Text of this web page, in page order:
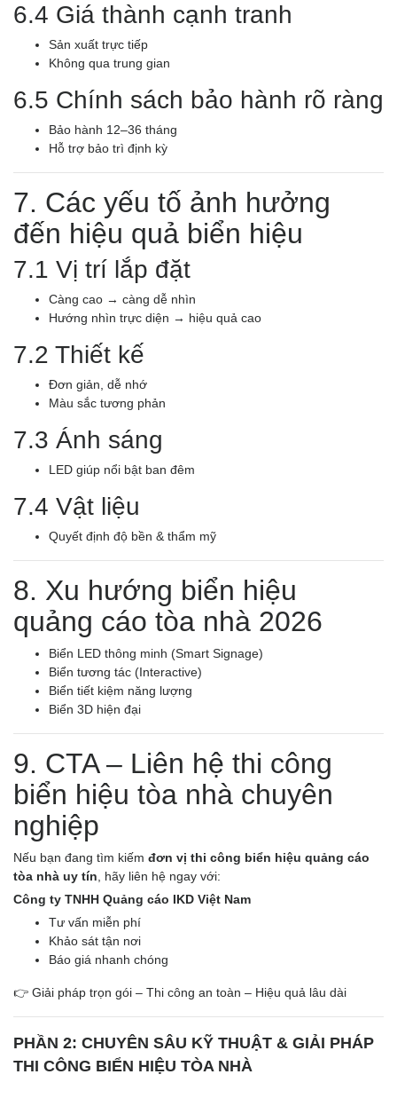
6.4 Giá thành cạnh tranh
Sản xuất trực tiếp
Không qua trung gian
6.5 Chính sách bảo hành rõ ràng
Bảo hành 12–36 tháng
Hỗ trợ bảo trì định kỳ
7. Các yếu tố ảnh hưởng
đến hiệu quả biển hiệu
7.1 Vị trí lắp đặt
Càng cao → càng dễ nhìn
Hướng nhìn trực diện → hiệu quả cao
7.2 Thiết kế
Đơn giản, dễ nhớ
Màu sắc tương phản
7.3 Ánh sáng
LED giúp nổi bật ban đêm
7.4 Vật liệu
Quyết định độ bền & thẩm mỹ
8. Xu hướng biển hiệu
quảng cáo tòa nhà 2026
Biển LED thông minh (Smart Signage)
Biển tương tác (Interactive)
Biển tiết kiệm năng lượng
Biển 3D hiện đại
9. CTA – Liên hệ thi công
biển hiệu tòa nhà chuyên
nghiệp
Nếu bạn đang tìm kiếm đơn vị thi công biển hiệu quảng cáo
tòa nhà uy tín , hãy liên hệ ngay với:
Công ty TNHH Quảng cáo IKD Việt Nam
Tư vấn miễn phí
Khảo sát tận nơi
Báo giá nhanh chóng
👉 Giải pháp trọn gói – Thi công an toàn – Hiệu quả lâu dài
PHẦN 2: CHUYÊN SÂU KỸ THUẬT & GIẢI PHÁP
THI CÔNG BIỂN HIỆU TÒA NHÀ